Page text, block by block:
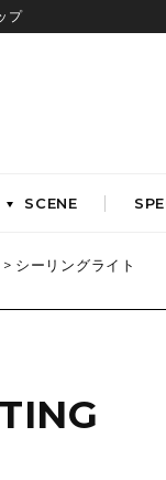
プ
SCENE
ア
> シーリングライト